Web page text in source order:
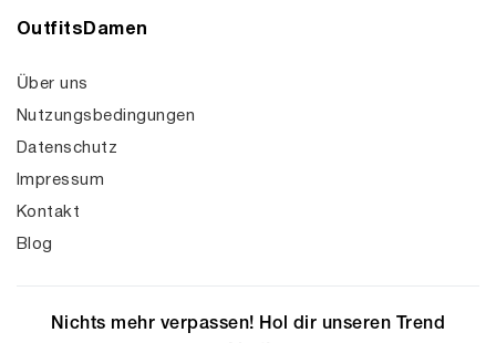
OutfitsDamen
Über uns
Nutzungsbedingungen
Datenschutz
Impressum
Kontakt
Blog
Nichts mehr verpassen! Hol dir unseren Trend